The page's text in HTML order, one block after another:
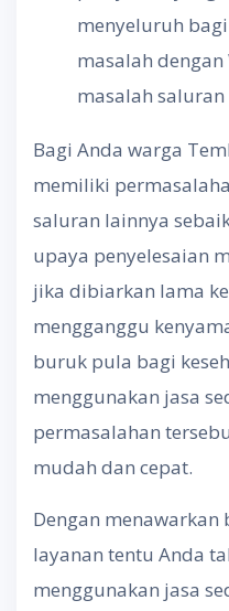
menyeluruh
masalah
masalah
Bagi Anda warga
memiliki
saluran lainnya
upaya penyelesaian
jika dibiarkan lama
mengganggu
buruk pula bagi
menggunakan jasa
permasalahan
mudah dan cepat.
Dengan menawarkan
layanan tentu Anda
menggunakan jasa